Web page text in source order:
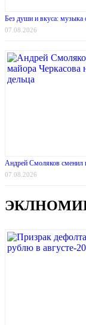
Без души и вкуса: музыка
07.08.2026
Андрей Смоляков сменил
07.08.2026